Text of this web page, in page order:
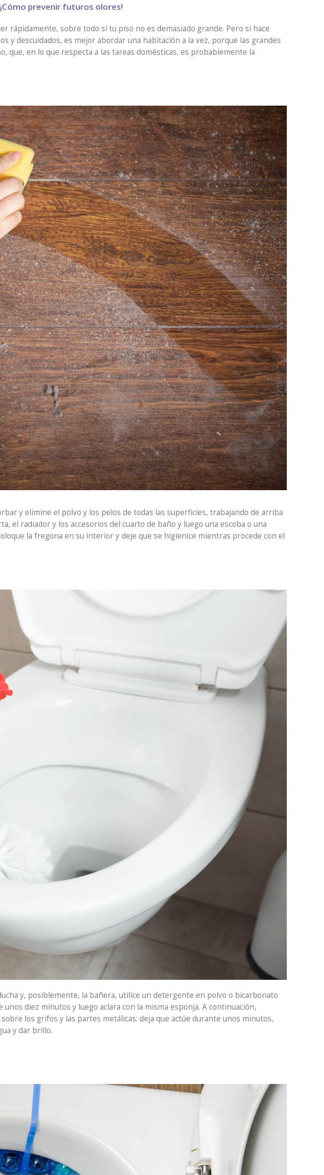
prevenir futuros olores!
rápidamente, sobre todo si tu piso no es demasiado grande. Pero si hace
y descuidados, es mejor abordar una habitación a la vez, porque las grandes
en lo que respecta a las tareas domésticas, es probablemente la
y elimine el polvo y los pelos de todas las superficies, trabajando de arriba
el radiador y los accesorios del cuarto de baño y luego una escoba o una
la fregona en su interior y deje que se higienice mientras procede con el
y, posiblemente, la bañera, utilice un detergente en polvo o bicarbonato
diez minutos y luego aclara con la misma esponja. A continuación,
los grifos y las partes metálicas: deja que actúe durante unos minutos,
y dar brillo.